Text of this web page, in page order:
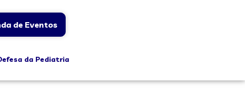
de Eventos
da Pediatria